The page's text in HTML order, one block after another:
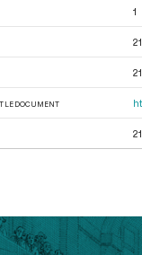
1
LE DOCUMENT